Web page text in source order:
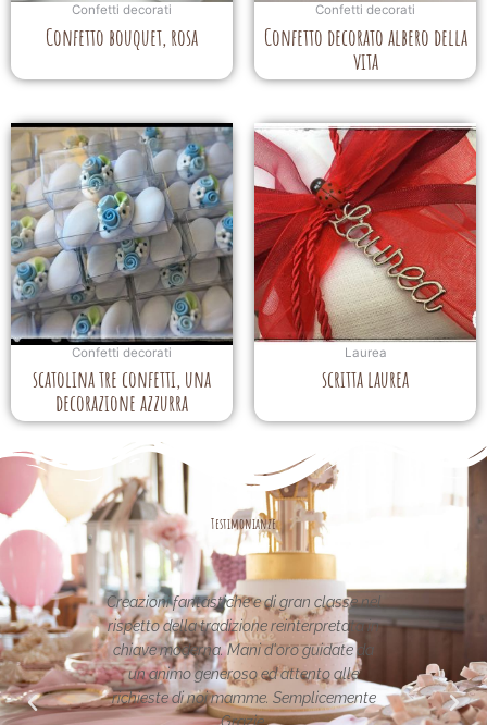
Confetti decorati
Confetto bouquet, rosa
Confetti decorati
Confetto decorato albero della
vita
Confetti decorati
scatolina tre confetti, una
decorazione azzurra
Laurea
scritta laurea
Testimonianze
e di gran classe nel
reinterpretata in
Mani d'oro guidate da
ed attento alle
Semplicemente
Le creazioni sono fantastiche e
uniche..raffinate
per la vostra pagina,piena di
Maria Teresa Masela